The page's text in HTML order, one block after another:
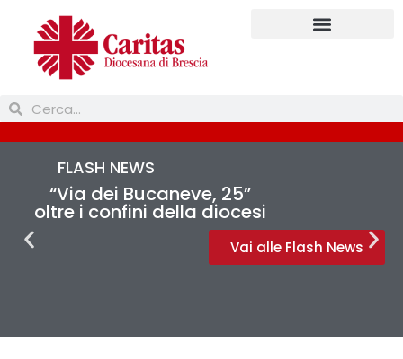
FLASH NEWS
“Via dei Bucaneve, 25”
oltre i confini della diocesi
Vai alle Flash News